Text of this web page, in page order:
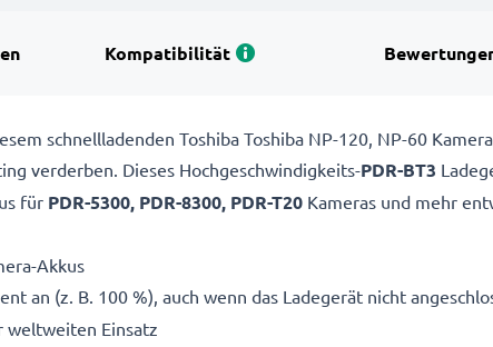
Kompatibilität
schnellladenden Toshiba Toshiba NP-120, NP-60
verderben. Dieses Hochgeschwindigkeits-PDR-BT3
für PDR-5300, PDR-8300, PDR-T20 Kameras und mehr
Akkus
an (z. B. 100 %), auch wenn das Ladegerät nicht
weltweiten Einsatz